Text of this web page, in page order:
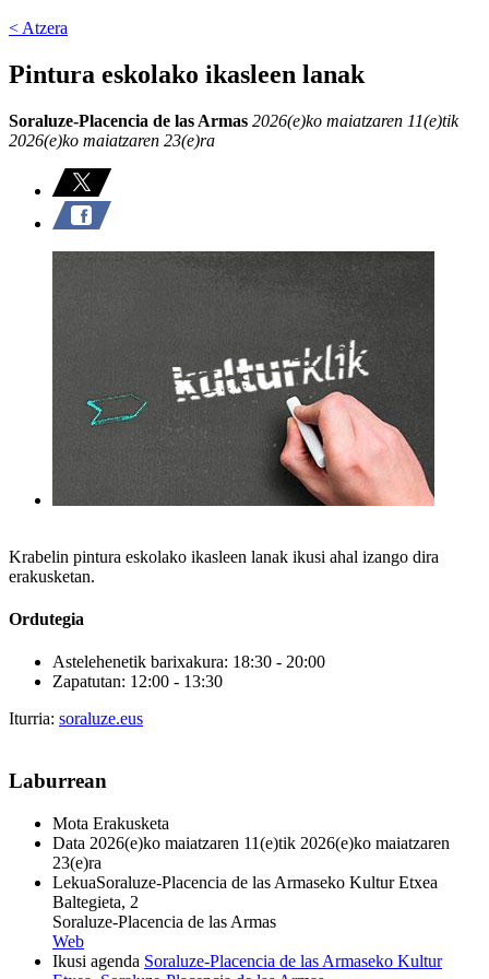
< Atzera
Pintura eskolako ikasleen lanak
Soraluze-Placencia de las Armas 2026(e)ko maiatzaren 11(e)tik
2026(e)ko maiatzaren 23(e)ra
Krabelin pintura eskolako ikasleen lanak ikusi ahal izango dira
erakusketan.
Ordutegia
Astelehenetik barixakura: 18:30 - 20:00
Zapatutan: 12:00 - 13:30
Iturria: soraluze.eus
Laburrean
Mota Erakusketa
Data 2026(e)ko maiatzaren 11(e)tik 2026(e)ko maiatzaren
23(e)ra
LekuaSoraluze-Placencia de las Armaseko Kultur Etxea
Baltegieta, 2
Soraluze-Placencia de las Armas
Web
Ikusi agenda Soraluze-Placencia de las Armaseko Kultur